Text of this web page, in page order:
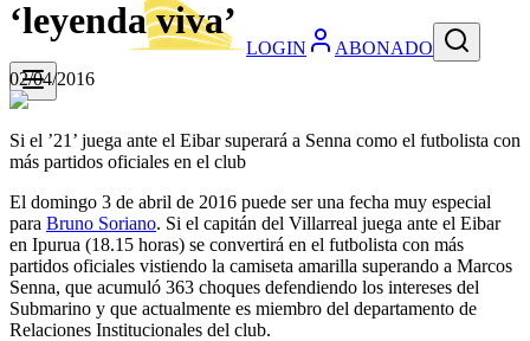
LOGIN ABONADO
‘leyenda viva’
02/04/2016
Si el ’21’ juega ante el Eibar superará a Senna como el futbolista con
más partidos oficiales en el club
El domingo 3 de abril de 2016 puede ser una fecha muy especial
para Bruno Soriano. Si el capitán del Villarreal juega ante el Eibar
en Ipurua (18.15 horas) se convertirá en el futbolista con más
partidos oficiales vistiendo la camiseta amarilla superando a Marcos
Senna, que acumuló 363 choques defendiendo los intereses del
Submarino y que actualmente es miembro del departamento de
Relaciones Institucionales del club.